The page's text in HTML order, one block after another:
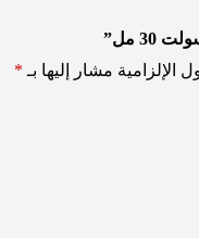
مل”
الإلزامية مشار إليها بـ *